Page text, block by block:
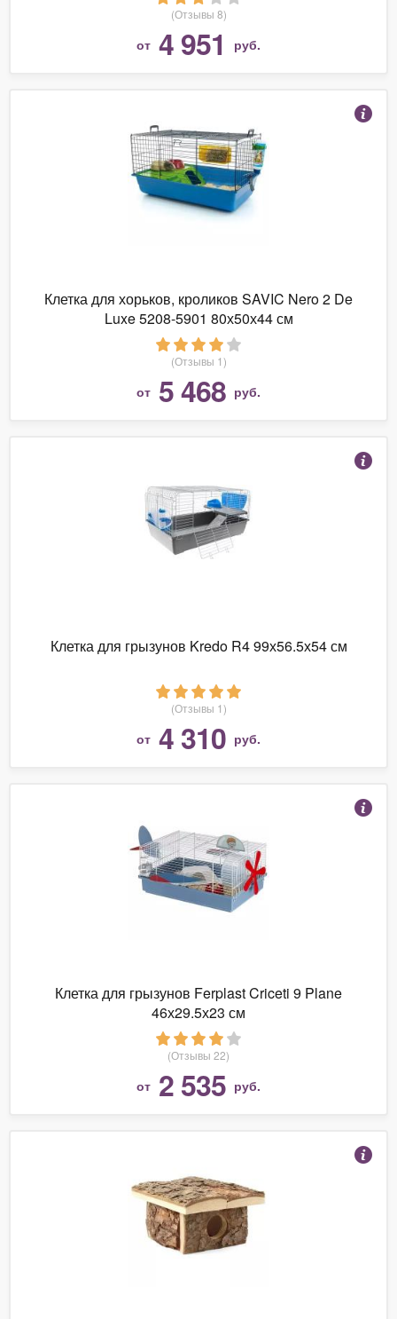
(Отзывы 8)
от 4 951 руб.
Клетка для хорьков, кроликов SAVIC Nero 2 De
Luxe 5208-5901 80х50х44 см
(Отзывы 1)
от 5 468 руб.
Клетка для грызунов Kredo R4 99х56.5х54 см
(Отзывы 1)
от 4 310 руб.
Клетка для грызунов Ferplast Criceti 9 Plane
46х29.5х23 см
(Отзывы 22)
от 2 535 руб.